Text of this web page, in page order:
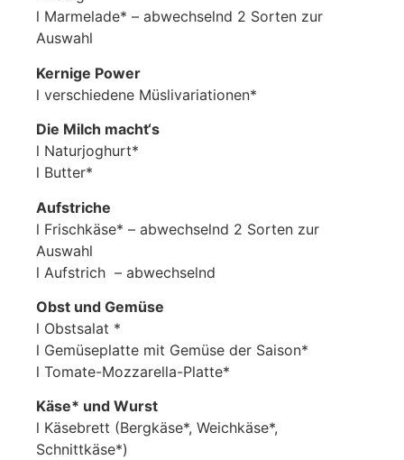
l Marmelade* – abwechselnd 2 Sorten zur
Auswahl
Kernige Power
l verschiedene Müslivariationen*
Die Milch macht‘s
l Naturjoghurt*
l Butter*
Aufstriche
l Frischkäse* – abwechselnd 2 Sorten zur
Auswahl
l Aufstrich – abwechselnd
Obst und Gemüse
l Obstsalat *
l Gemüseplatte mit Gemüse der Saison*
l Tomate-Mozzarella-Platte*
Käse* und Wurst
l Käsebrett (Bergkäse*, Weichkäse*,
Schnittkäse*)